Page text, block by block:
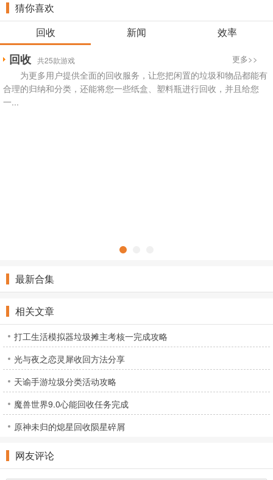
猜你喜欢
回收
新闻 效率
回收 共25款游戏 更多>>
为更多用户提供全面的回收服务，让您把闲置的垃圾和物品都能有
合理的归纳和分类，还能将您一些纸盒、塑料瓶进行回收，并且给您
一...
最新合集
相关文章
打工生活模拟器垃圾摊主考核一完成攻略
光与夜之恋灵犀收回方法分享
天谕手游垃圾分类活动攻略
魔兽世界9.0心能回收任务完成
原神未归的熄星回收陨星碎屑
网友评论